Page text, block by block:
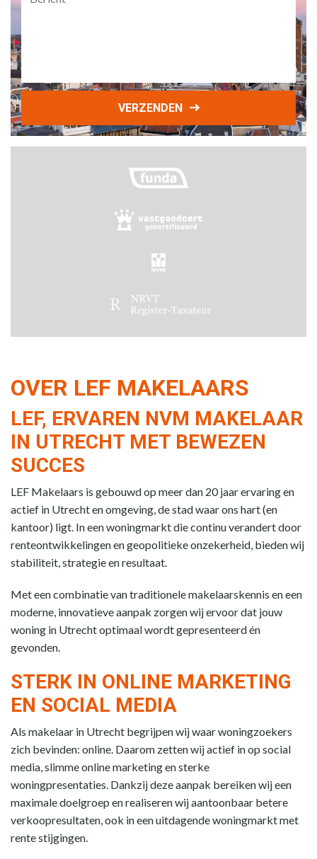
VERZENDEN
OVER LEF MAKELAARS
LEF, ERVAREN NVM MAKELAAR
IN UTRECHT MET BEWEZEN
SUCCES
LEF Makelaars is gebouwd op meer dan 20 jaar ervaring en
actief in Utrecht en omgeving, de stad waar ons hart (en
kantoor) ligt. In een woningmarkt die continu verandert door
renteontwikkelingen en geopolitieke onzekerheid, bieden wij
stabiliteit, strategie en resultaat.
Met een combinatie van traditionele makelaarskennis en een
moderne, innovatieve aanpak zorgen wij ervoor dat jouw
woning in Utrecht optimaal wordt gepresenteerd én
gevonden.
STERK IN ONLINE MARKETING
EN SOCIAL MEDIA
Als makelaar in Utrecht begrijpen wij waar woningzoekers
zich bevinden: online. Daarom zetten wij actief in op social
media, slimme online marketing en sterke
woningpresentaties. Dankzij deze aanpak bereiken wij een
maximale doelgroep en realiseren wij aantoonbaar betere
verkoopresultaten, ook in een uitdagende woningmarkt met
rente stijgingen.